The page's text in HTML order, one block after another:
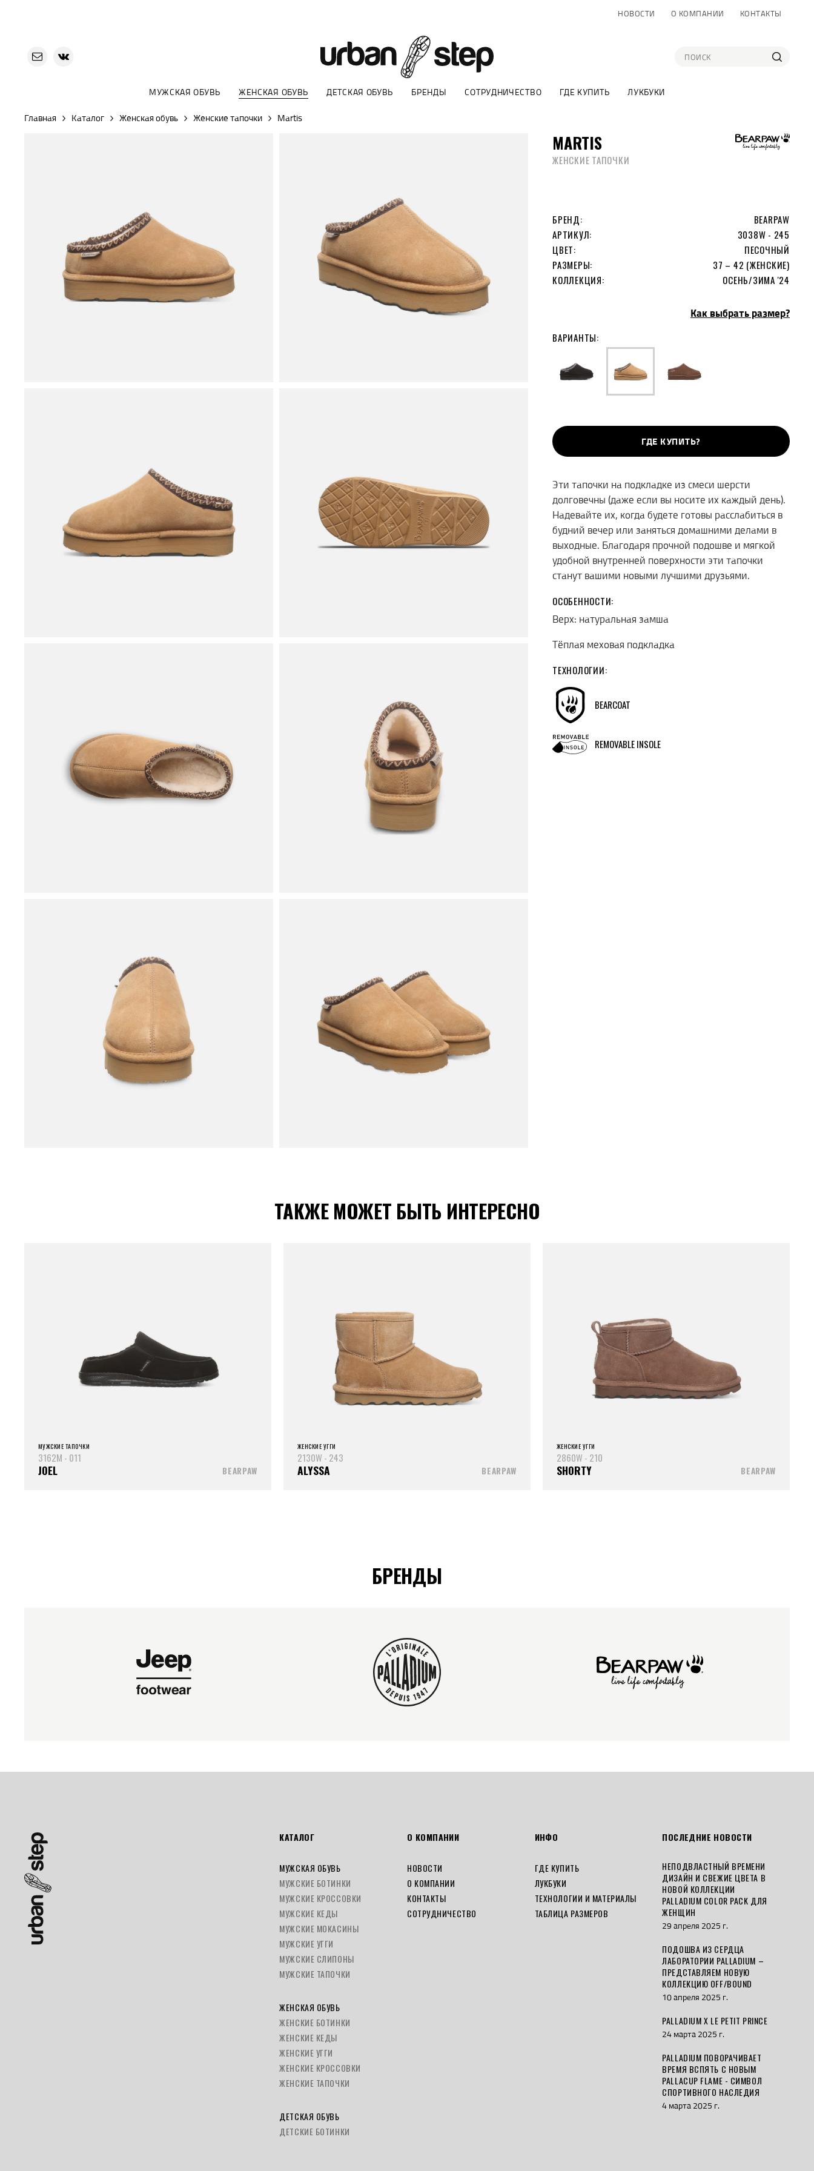
НОВОСТИ О КОМПАНИИ КОНТАКТЫ
МУЖСКАЯ ОБУВЬ ЖЕНСКАЯ ОБУВЬ ДЕТСКАЯ ОБУВЬ БРЕНДЫ СОТРУДНИЧЕСТВО ГДЕ КУПИТЬ ЛУКБУКИ
Главная Каталог Женская обувь Женские тапочки Martis
MARTIS
ЖЕНСКИЕ ТАПОЧКИ
БРЕНД:
BEARPAW
АРТИКУЛ:
3038W - 245
ЦВЕТ:
ПЕСОЧНЫЙ
РАЗМЕРЫ:
37 – 42 (ЖЕНСКИЕ)
КОЛЛЕКЦИЯ:
ОСЕНЬ/ЗИМА '24
Как выбрать размер?
ВАРИАНТЫ:
ГДЕ КУПИТЬ?
Эти тапочки на подкладке из смеси шерсти
долговечны (даже если вы носите их каждый день).
Надевайте их, когда будете готовы расслабиться в
будний вечер или заняться домашними делами в
выходные. Благодаря прочной подошве и мягкой
удобной внутренней поверхности эти тапочки
станут вашими новыми лучшими друзьями.
ОСОБЕННОСТИ:
Верх: натуральная замша
Тёплая меховая подкладка
ТЕХНОЛОГИИ:
BEARCOAT
REMOVABLE INSOLE
ТАКЖЕ МОЖЕТ БЫТЬ ИНТЕРЕСНО
МУЖСКИЕ ТАПОЧКИ
3162M - 011
JOEL BEARPAW
ЖЕНСКИЕ УГГИ
2130W - 243
ALYSSA BEARPAW
ЖЕНСКИЕ УГГИ
2860W - 210
SHORTY BEARPAW
БРЕНДЫ
КАТАЛОГ
МУЖСКАЯ ОБУВЬ
МУЖСКИЕ БОТИНКИ
МУЖСКИЕ КРОССОВКИ
МУЖСКИЕ КЕДЫ
МУЖСКИЕ МОКАСИНЫ
МУЖСКИЕ УГГИ
МУЖСКИЕ СЛИПОНЫ
МУЖСКИЕ ТАПОЧКИ
ЖЕНСКАЯ ОБУВЬ
ЖЕНСКИЕ БОТИНКИ
ЖЕНСКИЕ КЕДЫ
ЖЕНСКИЕ УГГИ
ЖЕНСКИЕ КРОССОВКИ
ЖЕНСКИЕ ТАПОЧКИ
ДЕТСКАЯ ОБУВЬ
ДЕТСКИЕ БОТИНКИ
О КОМПАНИИ
НОВОСТИ
О КОМПАНИИ
КОНТАКТЫ
СОТРУДНИЧЕСТВО
ИНФО
ГДЕ КУПИТЬ
ЛУКБУКИ
ТЕХНОЛОГИИ И МАТЕРИАЛЫ
ТАБЛИЦА РАЗМЕРОВ
ПОСЛЕДНИЕ НОВОСТИ
НЕПОДВЛАСТНЫЙ ВРЕМЕНИ
ДИЗАЙН И СВЕЖИЕ ЦВЕТА В
НОВОЙ КОЛЛЕКЦИИ
PALLADIUM COLOR PACK ДЛЯ
ЖЕНЩИН
29 апреля 2025 г.
ПОДОШВА ИЗ СЕРДЦА
ЛАБОРАТОРИИ PALLADIUM –
ПРЕДСТАВЛЯЕМ НОВУЮ
КОЛЛЕКЦИЮ OFF/BOUND
10 апреля 2025 г.
PALLADIUM X LE PETIT PRINCE
24 марта 2025 г.
PALLADIUM ПОВОРАЧИВАЕТ
ВРЕМЯ ВСПЯТЬ С НОВЫМ
PALLACUP FLAME - СИМВОЛ
СПОРТИВНОГО НАСЛЕДИЯ
4 марта 2025 г.